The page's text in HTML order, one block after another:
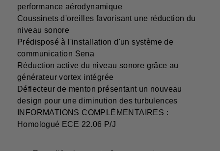
performance aérodynamique
Coussinets d'oreilles favorisant une réduction du
niveau sonore
Prédisposé à l'installation d'un système de
communication Sena
Réduction active du niveau sonore grâce au
générateur vortex intégrée
Déflecteur de menton présentant un nouveau
design pour une diminution des turbulences
INFORMATIONS COMPLÉMENTAIRES :
Homologué ECE 22.06 P/J